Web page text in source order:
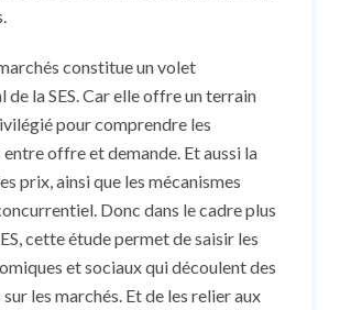
constitue un volet
de la SES. Car elle offre un terrain
pour comprendre les
offre et demande. Et aussi la
prix, ainsi que les mécanismes
Donc dans le cadre plus
cette étude permet de saisir les
et sociaux qui découlent des
les marchés. Et de les relier aux